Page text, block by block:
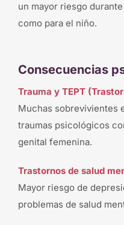
un mayor riesgo
como para el niño.
Consecuencias
Trauma y TEPT
Muchas sobrevivientes
traumas psicológicos
genital femenina.
Trastornos de salud
Mayor riesgo de
problemas de salud